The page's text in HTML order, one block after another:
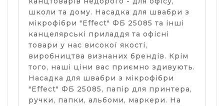
школи та дому. Насадка для швабри з
мікрофібри "Effect" ФБ 25085 та інші
канцелярські приладдя та офісні
товари у нас високої якості,
виробництва визнаних брендів. Крім
того, наші ціни вас приємно здивують.
Насадка для швабри з мікрофібри
"Effect" ФБ 25085, папір для принтера,
ручки, папки, альбоми, маркери. На